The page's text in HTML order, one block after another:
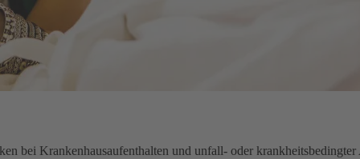
bei Krankenhausaufenthalten und unfall- oder